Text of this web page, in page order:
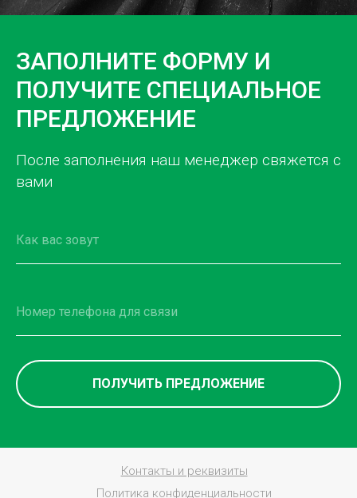
ЗАПОЛНИТЕ ФОРМУ И
ПОЛУЧИТЕ СПЕЦИАЛЬНОЕ
ПРЕДЛОЖЕНИЕ
После заполнения наш менеджер свяжется с
вами
ПОЛУЧИТЬ ПРЕДЛОЖЕНИЕ
Контакты и реквизиты
Политика конфиденциальности